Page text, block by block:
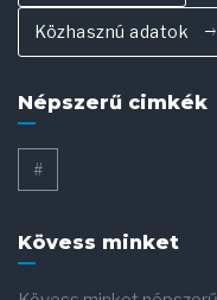
Közhasznú adatok
Népszerű cimkék
#
Kövess minket